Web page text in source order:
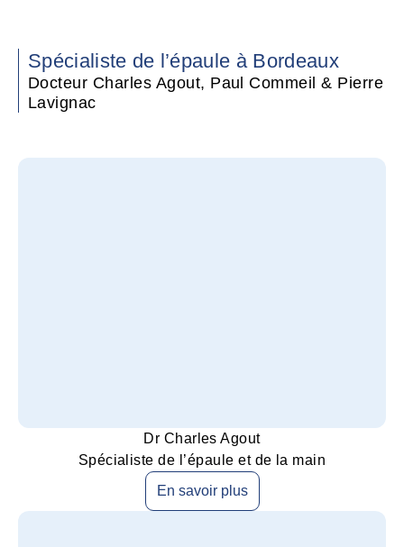
Spécialiste de l’épaule à Bordeaux
Docteur Charles Agout, Paul Commeil & Pierre
Lavignac
Dr Charles Agout
Spécialiste de l’épaule et de la main
En savoir plus